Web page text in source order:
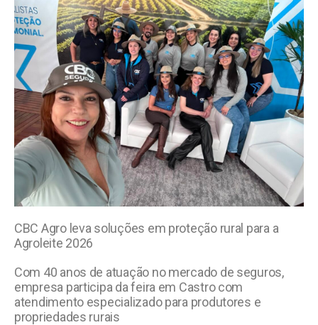
CBC Agro leva soluções em proteção rural para a
Agroleite 2026
Com 40 anos de atuação no mercado de seguros,
empresa participa da feira em Castro com
atendimento especializado para produtores e
propriedades rurais